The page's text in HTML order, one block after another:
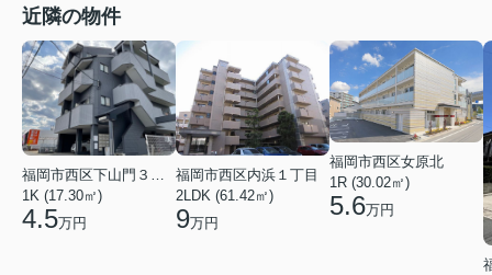
近隣の物件
1K (17.30㎡)
4.5万円
福岡市西区内浜１丁目
2LDK (61.42㎡)
9万円
福岡市西区女原北
1R (30.02㎡)
5.6万円